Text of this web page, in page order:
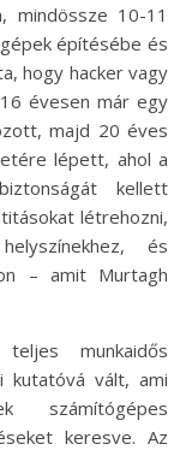
mindössze 10-11
építésébe és
hogy hacker vagy
évesen már egy
majd 20 éves
lépett, ahol a
kellett
létrehozni,
és
– amit Murtagh
munkaidős
kutatóvá vált, ami
számítógépes
keresve. Az